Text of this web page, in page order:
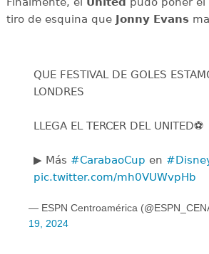
tiro de esquina que
Jonny Evans
QUE FESTIVAL DE GOLES
LONDRES
LLEGA EL TERCER DEL UNITED⚽️
▶️ Más #CarabaoCup en
pic.twitter.com/mh0VUWvpHb
— ESPN Centroamérica
19, 2024